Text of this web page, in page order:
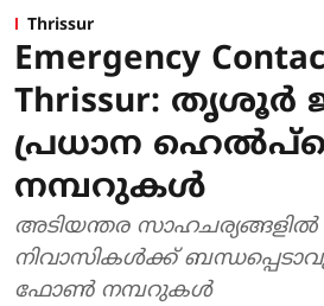
Thrissur
Emergency
Thrissur: തൃശൂർ
പ്രധാന
നമ്പറുകൾ
അടിയന്തര
നിവാസികൾക്ക്
ഫോൺ നമ്പറുകൾ